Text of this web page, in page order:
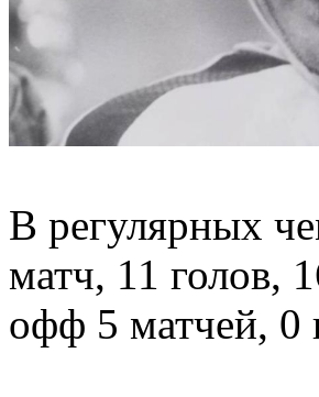
В регулярных
матч, 11 голов,
офф 5 матчей, 0